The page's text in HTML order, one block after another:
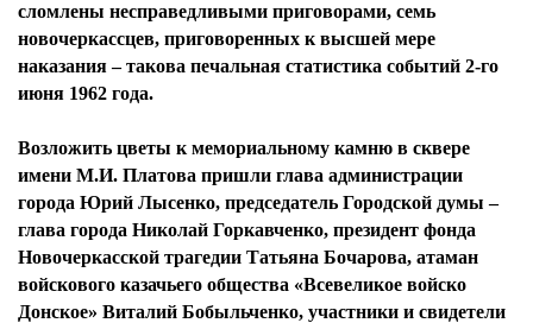
сломлены несправедливыми приговорами, семь
новочеркассцев, приговоренных к высшей мере
наказания – такова печальная статистика событий 2-го
июня 1962 года.
Возложить цветы к мемориальному камню в сквере
имени М.И. Платова пришли глава администрации
города Юрий Лысенко, председатель Городской думы –
глава города Николай Горкавченко, президент фонда
Новочеркасской трагедии Татьяна Бочарова, атаман
войскового казачьего общества «Всевеликое войско
Донское» Виталий Бобыльченко, участники и свидетели